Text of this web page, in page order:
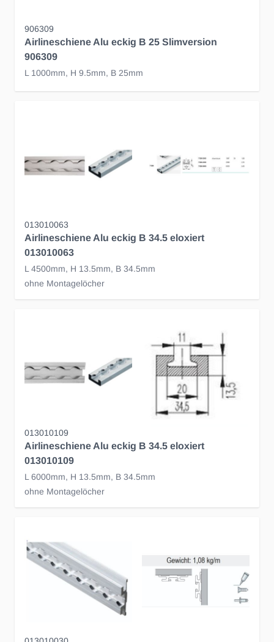
906309
Airlineschiene Alu eckig B 25 Slimversion
906309
L 1000mm, H 9.5mm, B 25mm
013010063
Airlineschiene Alu eckig B 34.5 eloxiert
013010063
L 4500mm, H 13.5mm, B 34.5mm
ohne Montagelöcher
013010109
Airlineschiene Alu eckig B 34.5 eloxiert
013010109
L 6000mm, H 13.5mm, B 34.5mm
ohne Montagelöcher